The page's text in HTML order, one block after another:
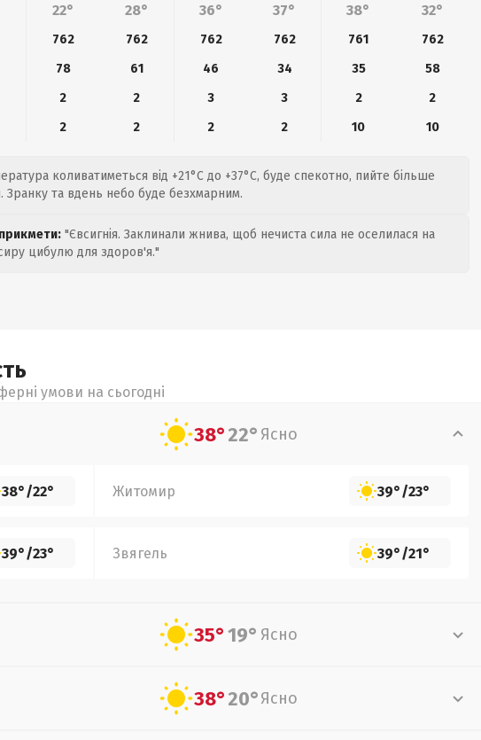
22° 28° 36° 37° 38° 32°
762 762 762 762 761
762
78 61 46 34 35
58
2 2 3 3 2
2
2 2 2 2 10 10
коливатиметься від +21°C до +37°C, буде спекотно, пийте більше
Зранку та вдень небо буде безхмарним.
"Євсигнія. Заклинали жнива, щоб нечиста сила не оселилася на
сиру цибулю для здоров'я."
умови на сьогодні
38°22° Ясно
38°/22° Житомир 39°/23°
39°/23° Звягель 39°/21°
35°19° Ясно
38°20°Ясно